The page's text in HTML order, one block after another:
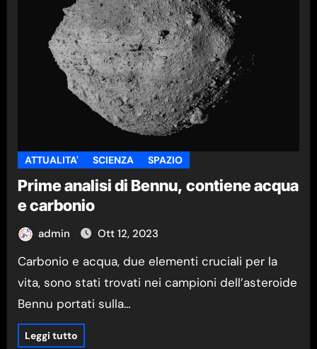
ATTUALITA' SCIENZA SPAZIO
Prime analisi di Bennu, contiene acqua
e carbonio
admin Ott 12, 2023
Carbonio e acqua, due elementi cruciali per la
vita, sono stati trovati nei campioni dell’asteroide
Bennu portati sulla…
Leggi tutto